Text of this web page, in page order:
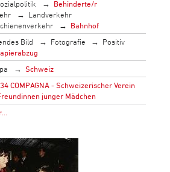
Behinderte/r
Landverkehr
Bahnhof
Bild Fotografie
Positiv
Schweiz
COMPAGNA - Schweizerischer Verein
junger Mädchen